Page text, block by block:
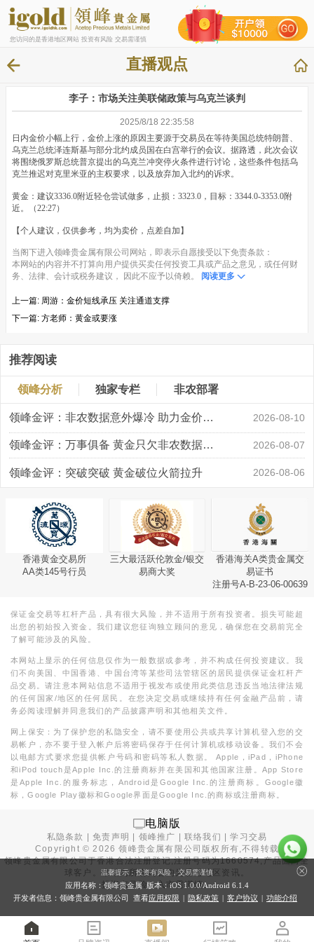
您访问的是香港地区网站 投资有风险 交易需谨慎
直播观点
李子：市场关注美联储政策与乌克兰谈判
2025/8/18 22:35:58
日内金价小幅上行，金价上涨的原因主要源于交易员在等待美国总统特朗普、
乌克兰总统泽连斯基与部分北约成员国在白宫举行的会议。据路透，此次会议
将围绕俄罗斯总统普京提出的乌克兰冲突停火条件进行讨论，这些条件包括乌
克兰推迟对克里米亚的主权要求，以及放弃加入北约的诉求。
黄金：建议3336.0附近轻仓尝试做多，止损：3323.0，目标：3344.0-3353.0附
近。（22:27）
【个人建议，仅供参考，均为卖价，点差自加】
当阁下进入领峰贵金属有限公司网站，即表示自愿接受以下免责条款：
本网站的内容并不打算向用户提供买卖任何投资工具或产品之意见，或任何财
务、法律、会计或税务建议， 因此不应予以倚赖。
阅读更多
上一篇: 周游：金价短线承压 关注通道支撑
下一篇: 方老师：黄金或要涨
推荐阅读
领峰分析 独家专栏 非农部署
领峰金评：非农数据意外爆冷 助力金价大涨创新高 2026-08-10
领峰金评：万事俱备 黄金只欠非农数据“东风” 2026-08-07
领峰金评：突破突破 黄金破位火箭拉升 2026-08-06
香港黄金交易所
AA类145号行员
三大最活跃伦敦金/银交
易商大奖
香港海关A类贵金属交
易证书
注册号A-B-23-06-00639
保证金交易等杠杆产品，具有很大风险，并不适用于所有投资者。损失可能超
出您的初始投入资金。我们建议您征询独立顾问的意见，确保您在交易前完全
了解可能涉及的风险。
本网站上显示的任何信息仅作为一般数据或参考，并不构成任何投资建议。我
们不向美国、中国香港、中国台湾等某些司法管辖区的居民提供保证金杠杆产
品交易。请注意本网站信息不适用于视发布或使用此类信息违反当地法律法规
的任何国家/地区的任何居民。在您决定交易或继续持有任何金融产品前，请
务必阅读理解并同意我们的产品披露声明和其他相关文件。
网上保安：为了保护您的私隐安全，请不要使用公共或共享计算机登入您的交
易帐户，亦不要于登入帐户后将密码保存于任何计算机或移动设备。我们不会
以电邮方式要求您提供帐户号码和密码等私人数据。 Apple，iPad，iPhone
和iPod touch是Apple Inc.的注册商标并在美国和其他国家注册。App Store
是Apple Inc.的服务标志，Android是Google Inc.的注册商标。Google徽
标，Google Play徽标和Google界面是Google Inc.的商标或注册商标。
电脑版
私隐条款 |免责声明 领峰推广 |联络我们 |学习交易
Copyright ©2026 领峰贵金属有限公司版权所有,不得转载
领峰贵金属有限公司于香港合法注册登记,注册号码为1660574,产品面向全
球客户。本站内所有内容均为香港地区资讯。
投资有风险，入市需谨慎。
温馨提示：投资有风险，交易需谨慎
应用名称：领峰贵金属 版本：iOS 1.0.0/Android 6.1.4
开发者信息：领峰贵金属有限公司 查看应用权限 | 隐私政策 | 客户协议 | 功能介绍